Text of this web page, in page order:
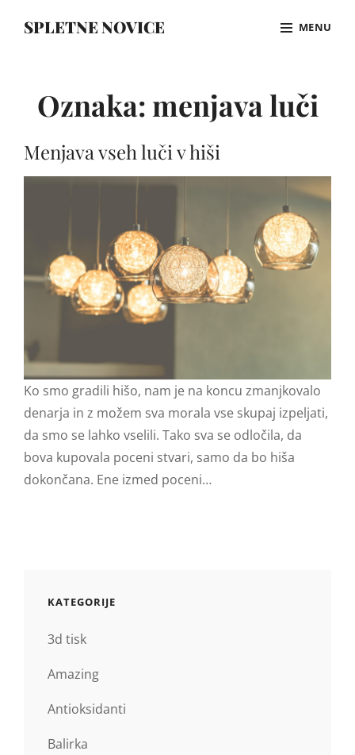
SPLETNE NOVICE MENU
Oznaka: menjava luči
Menjava vseh luči v hiši
Ko smo gradili hišo, nam je na koncu zmanjkovalo
denarja in z možem sva morala vse skupaj izpeljati,
da smo se lahko vselili. Tako sva se odločila, da
bova kupovala poceni stvari, samo da bo hiša
dokončana. Ene izmed poceni…
KATEGORIJE
3d tisk
Amazing
Antioksidanti
Balirka